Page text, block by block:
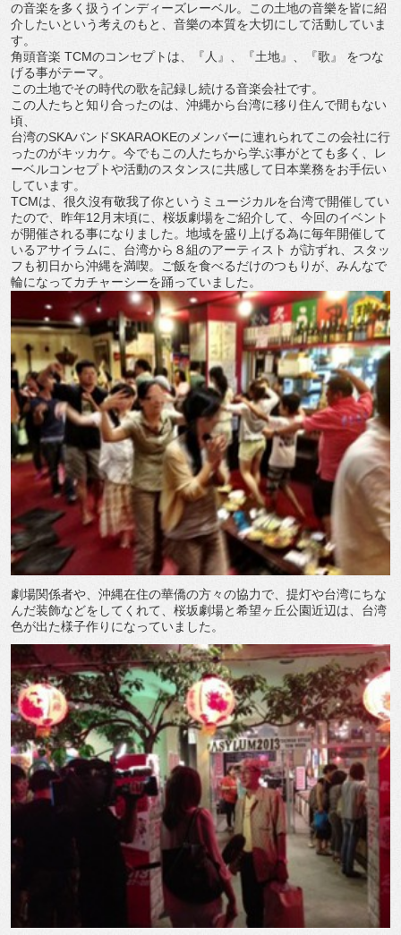
の音楽を多く扱うインディーズレーベル。この土地の音樂を皆に紹
介したいという考えのもと、音樂の本質を大切にして活動していま
す。
角頭音楽 TCMのコンセプトは、『人』、『土地』、『歌』 をつな
げる事がテーマ。
この土地でその時代の歌を記録し続ける音楽会社です。
この人たちと知り合ったのは、沖縄から台湾に移り住んで間もない
頃、
台湾のSKAバンドSKARAOKEのメンバーに連れられてこの会社に行
ったのがキッカケ。今でもこの人たちから学ぶ事がとても多く、レ
ーベルコンセプトや活動のスタンスに共感して日本業務をお手伝い
しています。
TCMは、很久沒有敬我了你というミュージカルを台湾で開催してい
たので、昨年12月末頃に、桜坂劇場をご紹介して、今回のイベント
が開催される事になりました。地域を盛り上げる為に毎年開催して
いるアサイラムに、台湾から８組のアーティスト が訪ずれ、スタッ
フも初日から沖縄を満喫。ご飯を食べるだけのつもりが、みんなで
輪になってカチャーシーを踊っていました。
劇場関係者や、沖縄在住の華僑の方々の協力で、提灯や台湾にちな
んだ装飾などをしてくれて、桜坂劇場と希望ヶ丘公園近辺は、台湾
色が出た様子作りになっていました。